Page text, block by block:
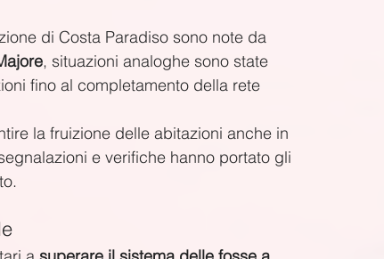
di Costa Paradiso sono note da
, situazioni analoghe sono state
fino al completamento della rete
la fruizione delle abitazioni anche in
e verifiche hanno portato gli